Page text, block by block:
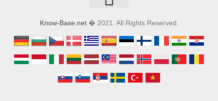
Know-Base.net� 2021. All Rights Reserved.